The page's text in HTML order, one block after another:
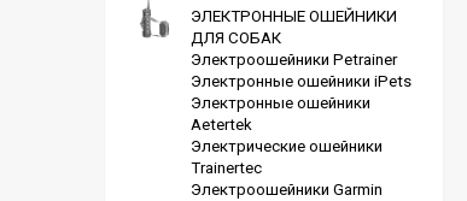
ЭЛЕКТРОННЫЕ ОШЕЙНИКИ
ДЛЯ СОБАК
Электроошейники Petrainer
Электронные ошейники iPets
Электронные ошейники
Aetertek
Электрические ошейники
Trainertec
Электроошейники Garmin